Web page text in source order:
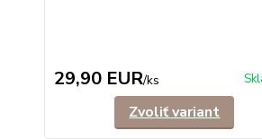
29,90 EUR/ks
Zvoliť variant